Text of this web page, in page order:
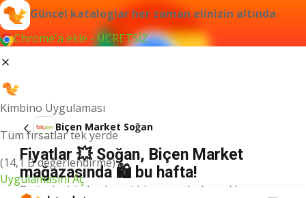
Güncel kataloglar her zaman elinizin altında
Chrome'a ekle - ÜCRETSİZ
Kimbino Uygulaması
Tüm fırsatlar tek yerde
(14,1 B değerlendirme)
Uygulamasını Aç
Biçen Market Soğan
Fiyatlar 💥 Soğan, Biçen Market
mağazasında 🛍️ bu hafta!
Bu terim için herhangi bir sonuç bulamadık.